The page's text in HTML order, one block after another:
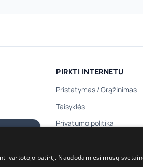
PIRKTI INTERNETU
Pristatymas /Grąžinimas
Taisyklės
Privatumo politika
Dovanų prenumerata
vartotojo patirtį. Naudodamiesi mūsų